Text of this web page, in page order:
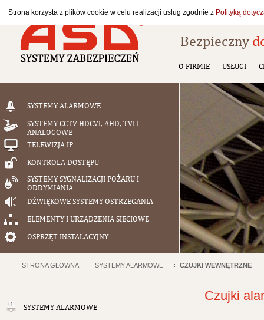
Bezpieczny
O FIRMIE USŁUGI
SYSTEMY ALARMOWE
SYSTEMY CCTV HDCVI, AHD, TVI I
ANALOGOWE
TELEWIZJA IP
KONTROLA DOSTĘPU
SYSTEMY SYGNALIZACJI POŻARU I
ODDYMIANIA
DŹWIĘKOWE SYSTEMY OSTRZEGANIA
ELEMENTY I URZĄDZENIA SIECIOWE
OSPRZĘT INSTALACYJNY
STRONA GŁÓWNA SYSTEMY ALARMOWE CZUJKI WEWNĘTRZNE
SYSTEMY ALARMOWE
Czujki
Strona korzysta z plików cookie w celu realizacji usług zgodnie z Polityką